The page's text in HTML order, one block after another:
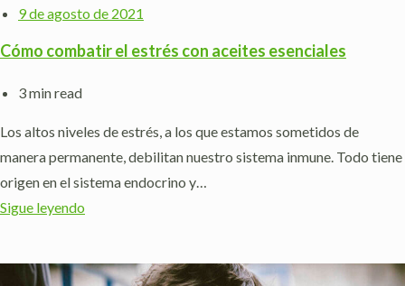
9 de agosto de 2021
Cómo combatir el estrés con aceites esenciales
3 min read
Los altos niveles de estrés, a los que estamos sometidos de
manera permanente, debilitan nuestro sistema inmune. Todo tiene
origen en el sistema endocrino y…
Sigue leyendo